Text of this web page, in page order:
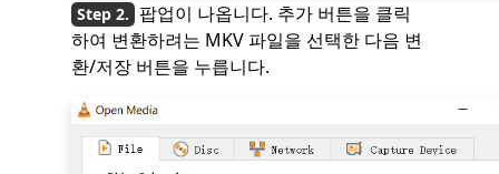
팝업이 나옵니다. 추가 버튼을 클릭
하여 변환하려는 MKV 파일을 선택한 다음 변
환/저장 버튼을 누릅니다.